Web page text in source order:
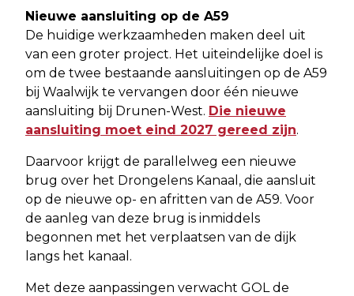
Nieuwe aansluiting op de A59
De huidige werkzaamheden maken deel uit
van een groter project. Het uiteindelijke doel is
om de twee bestaande aansluitingen op de A59
bij Waalwijk te vervangen door één nieuwe
aansluiting bij Drunen-West. Die nieuwe
aansluiting moet eind 2027 gereed zijn.
Daarvoor krijgt de parallelweg een nieuwe
brug over het Drongelens Kanaal, die aansluit
op de nieuwe op- en afritten van de A59. Voor
de aanleg van deze brug is inmiddels
begonnen met het verplaatsen van de dijk
langs het kanaal.
Met deze aanpassingen verwacht GOL de